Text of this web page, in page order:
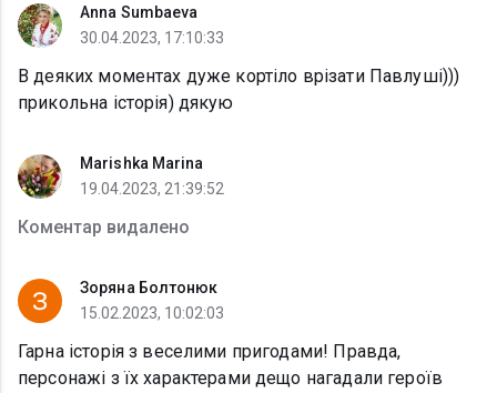
Anna Sumbaeva
30.04.2023, 17:10:33
В деяких моментах дуже кортіло врізати Павлуші)))
прикольна історія) дякую
Marishka Marina
19.04.2023, 21:39:52
Коментар видалено
Зоряна Болтонюк
15.02.2023, 10:02:03
Гарна історія з веселими пригодами! Правда,
персонажі з їх характерами дещо нагадали героїв